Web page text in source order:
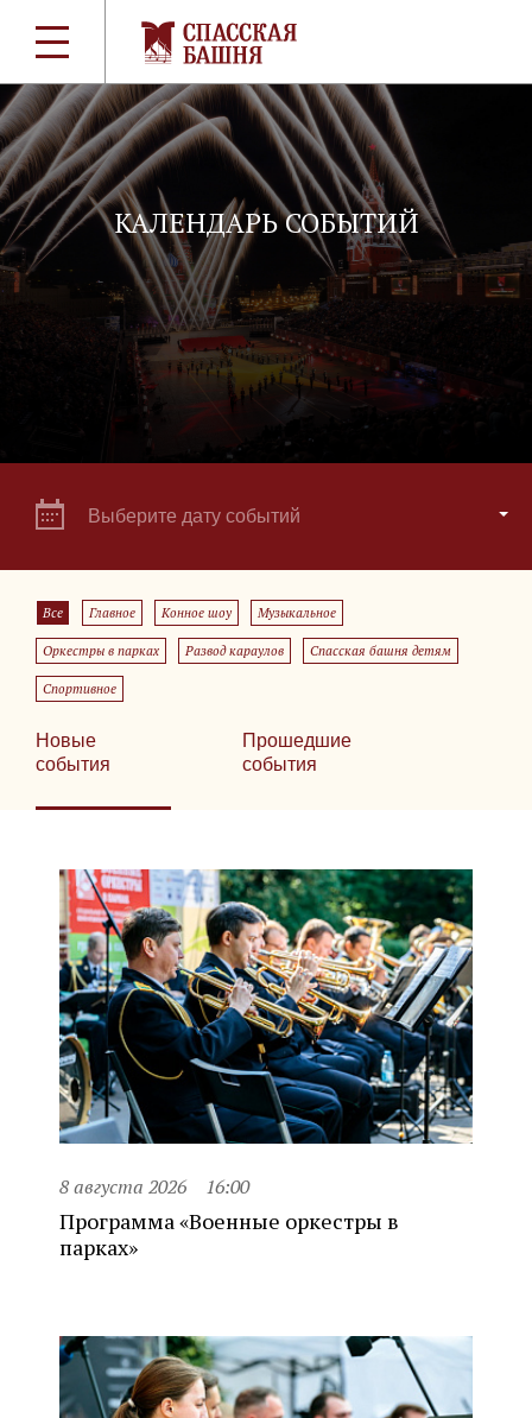
КАЛЕНДАРЬ СОБЫТИЙ
Выберите дату событий
Все Главное Конное шоу Музыкальное
Оркестры в парках Развод караулов Спасская башня детям
Спортивное
Новые
события
Прошедшие
события
8 августа 2026 16:00
Программа «Военные оркестры в
парках»